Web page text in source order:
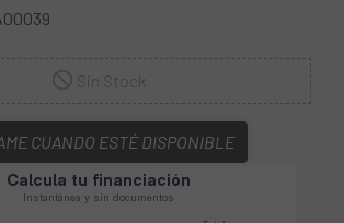
CUANDO ESTÉ DISPONIBLE